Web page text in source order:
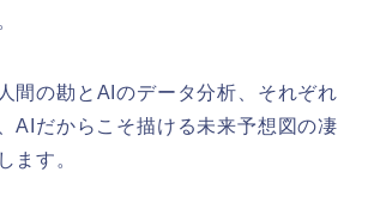
間の勘とAIのデータ分析、それぞれ
AIだからこそ描ける未来予想図の凄
ます。